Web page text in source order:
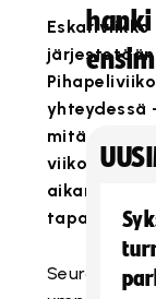
Eskariviikko
järjestetään
yhteydessä
mitä
viikon
aikana
tapahtuu?
Seurat